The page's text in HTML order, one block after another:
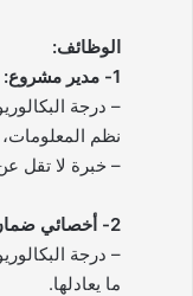
الوظائف:
1- مدير مشروع:
– درجة
نظم المعلومات،
– خبرة لا تقل عن 5 سنوات في مجال ذات
2- أخصائي ضمان الجودة:
– درجة
ما يعادلها.